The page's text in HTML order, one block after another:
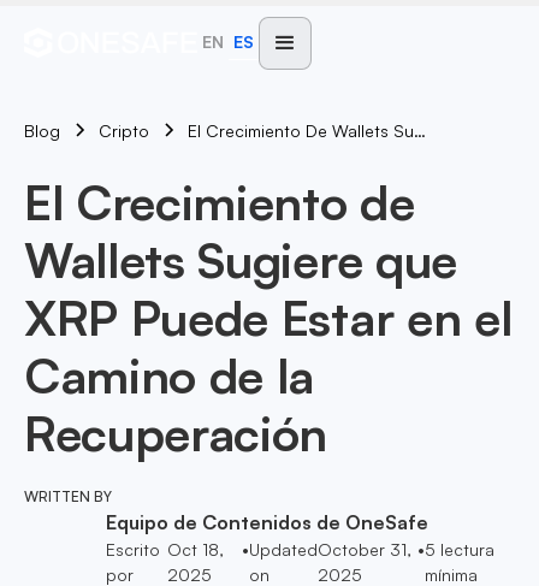
EN ES
Blog Cripto El Crecimiento De Wallets Sugiere Que XRP Puede Estar En El Camino De La Recuperación
El Crecimiento de
Wallets Sugiere que
XRP Puede Estar en el
Camino de la
Recuperación
WRITTEN BY
Equipo de Contenidos de OneSafe
Escrito
por
Oct 18,
2025
•Updated
on
October 31,
2025
•5 lectura
mínima